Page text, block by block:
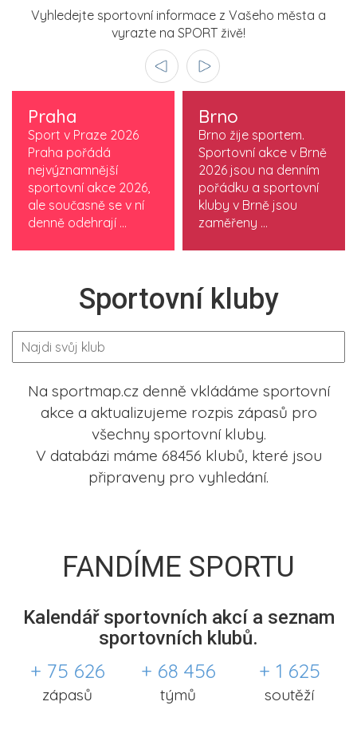
Vyhledejte sportovní informace z Vašeho města a
vyrazte na SPORT živě!
Praha
Sport v Praze 2026
Praha pořádá
nejvýznamnější
sportovní akce 2026,
ale současně se v ní
denně odehrají ...
Brno
Brno žije sportem.
Sportovní akce v Brně
2026 jsou na denním
pořádku a sportovní
kluby v Brně jsou
zaměřeny ...
Sportovní kluby
Na sportmap.cz denně vkládáme sportovní
akce a aktualizujeme rozpis zápasů pro
všechny sportovní kluby.
V databázi máme 68456 klubů, které jsou
připraveny pro vyhledání.
FANDÍME SPORTU
Kalendář sportovních akcí a seznam
sportovních klubů.
+ 75 626
zápasů
+ 68 456
týmů
+ 1 625
soutěží